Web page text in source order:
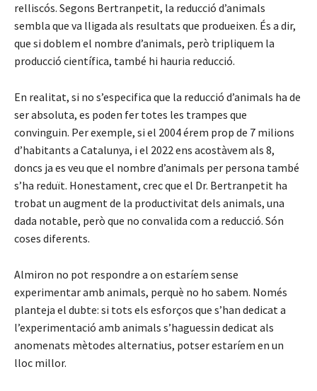
relliscós. Segons Bertranpetit, la reducció d’animals
sembla que va lligada als resultats que produeixen. És a dir,
que si doblem el nombre d’animals, però tripliquem la
producció científica, també hi hauria reducció.
En realitat, si no s’especifica que la reducció d’animals ha de
ser absoluta, es poden fer totes les trampes que
convinguin. Per exemple, si el 2004 érem prop de 7 milions
d’habitants a Catalunya, i el 2022 ens acostàvem als 8,
doncs ja es veu que el nombre d’animals per persona també
s’ha reduït. Honestament, crec que el Dr. Bertranpetit ha
trobat un augment de la productivitat dels animals, una
dada notable, però que no convalida com a reducció. Són
coses diferents.
Almiron no pot respondre a on estaríem sense
experimentar amb animals, perquè no ho sabem. Només
planteja el dubte: si tots els esforços que s’han dedicat a
l’experimentació amb animals s’haguessin dedicat als
anomenats mètodes alternatius, potser estaríem en un
lloc millor.